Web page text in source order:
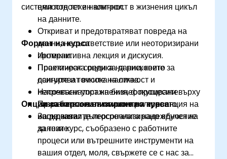
системи под техен контрол.
цялостност и наличност в жизнения цикъл
на данните.
Откриват и предотвратяват повреда на
данни, несъответствие или неоторизирани
промени.
Проектират среди за данни, които
осигуряват висока наличност и
непрекъснатост на бизнес процесите.
Прилагат политики и контроли, които
насърчават дългосрочната надеждност на
данните.
Формат на курса
Интерактивна лекция и дискусия.
Практическа оценка на рисковете за
данните и точките на отказ.
Насочвани упражнения, фокусирани върху
разработване на политики и превенция на
инциденти.
Опции за персонализиране на курса
За да заявите персонализирано обучение
за този курс, съобразено с работните
процеси или вътрешните инструменти на
вашия отдел, моля, свържете се с нас за